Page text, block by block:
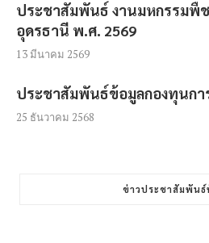
ประชาสัมพันธ์ งานมหกรรมพื
อุดรธานี พ.ศ. 2569
13 มีนาคม 2569
ประชาสัมพันธ์ข้อมูลกองทุนกา
25 ธันวาคม 2568
ข่าวประชาสัมพันธ์